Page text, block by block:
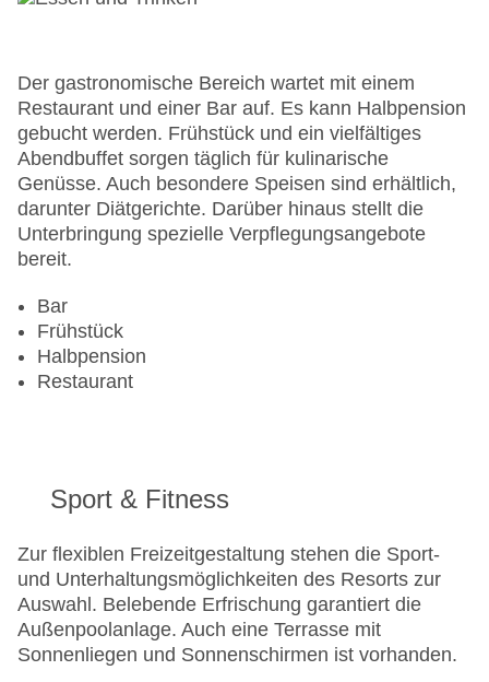
Der gastronomische Bereich wartet mit einem
Restaurant und einer Bar auf. Es kann Halbpension
gebucht werden. Frühstück und ein vielfältiges
Abendbuffet sorgen täglich für kulinarische
Genüsse. Auch besondere Speisen sind erhältlich,
darunter Diätgerichte. Darüber hinaus stellt die
Unterbringung spezielle Verpflegungsangebote
bereit.
Bar
Frühstück
Halbpension
Restaurant
Sport & Fitness
Zur flexiblen Freizeitgestaltung stehen die Sport-
und Unterhaltungsmöglichkeiten des Resorts zur
Auswahl. Belebende Erfrischung garantiert die
Außenpoolanlage. Auch eine Terrasse mit
Sonnenliegen und Sonnenschirmen ist vorhanden.